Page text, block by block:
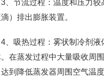
3、节流过程：温度和压力
）排出膨胀装置。
4、吸热过程：雾状制冷剂
在蒸发过程中大量吸收周
到降低蒸发器周围空气温度